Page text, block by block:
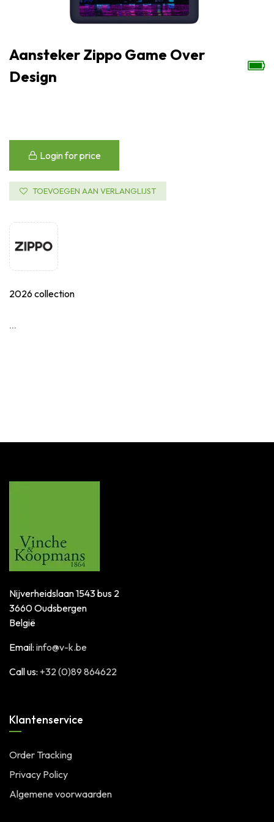
Aansteker Zippo Game Over
Design
Login for price
TOEVOEGEN AAN VERLANGLIJST
2026 collection
...
Nijverheidslaan 1543 bus 2
3660 Oudsbergen
België
Email: info@v-k.be
Call us: +32 (0)89 864622
Klantenservice
Order Tracking
Privacy Policy
Algemene voorwaarden